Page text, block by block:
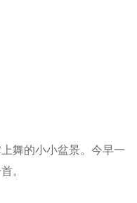
舞的小小盆景。今早一
。